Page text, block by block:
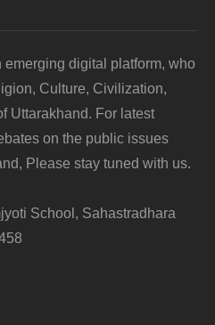
digital platform, who
Culture, Civilization,
Uttarakhand. For latest
on the public issues
Please stay tuned with us.
School, Sahastradhara